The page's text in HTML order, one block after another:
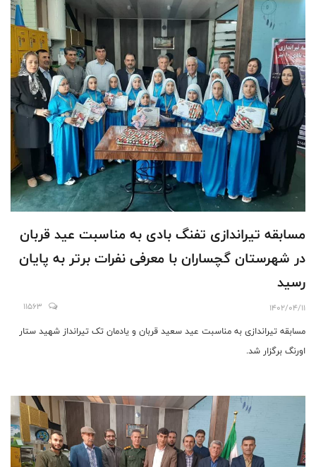
مسابقه تیراندازی تفنگ بادی به مناسبت عید قربان
در شهرستان گچساران با معرفی نفرات برتر به پایان
رسید
1402/04/11
11563
مسابقه تیراندازی به مناسبت عید سعید قربان و یادمان تک تیرانداز شهید ستار
اورنگ برگزار شد.